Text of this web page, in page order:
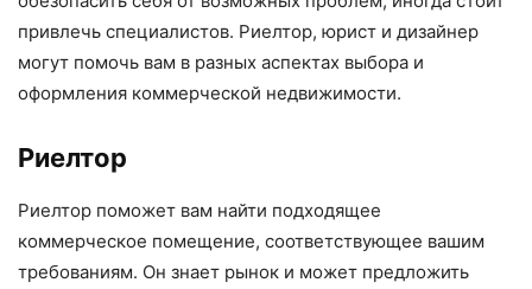
привлечь специалистов. Риелтор, юрист и дизайнер
могут помочь вам в разных аспектах выбора и
оформления коммерческой недвижимости.
Риелтор
Риелтор поможет вам найти подходящее
коммерческое помещение, соответствующее вашим
требованиям. Он знает рынок и может предложить